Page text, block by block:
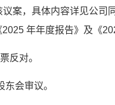
案，具体内容详见公司
2025 年年度报告》及《
反对。
会审议。